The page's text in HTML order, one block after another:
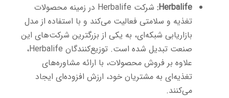
Herbalife:
شرکت Herbalife در زمینه محصولات
تغذیه و سلامتی فعالیت می‌کند و با استفاده از مدل
بازاریابی شبکه‌ای، به یکی از بزرگترین شرکت‌های این
صنعت تبدیل شده است. توزیع‌کنندگان Herbalife،
علاوه بر فروش محصولات، با ارائه مشاوره‌های
تغذیه‌ای به مشتریان خود، ارزش افزوده‌ای ایجاد
می‌کنند.